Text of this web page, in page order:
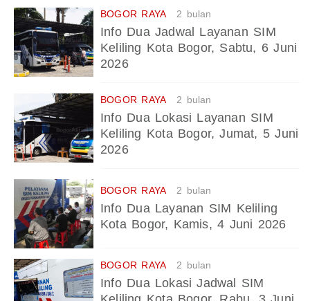
BOGOR RAYA 2 bulan
Info Dua Jadwal Layanan SIM
Keliling Kota Bogor, Sabtu, 6 Juni
2026
BOGOR RAYA 2 bulan
Info Dua Lokasi Layanan SIM
Keliling Kota Bogor, Jumat, 5 Juni
2026
BOGOR RAYA 2 bulan
Info Dua Layanan SIM Keliling
Kota Bogor, Kamis, 4 Juni 2026
BOGOR RAYA 2 bulan
Info Dua Lokasi Jadwal SIM